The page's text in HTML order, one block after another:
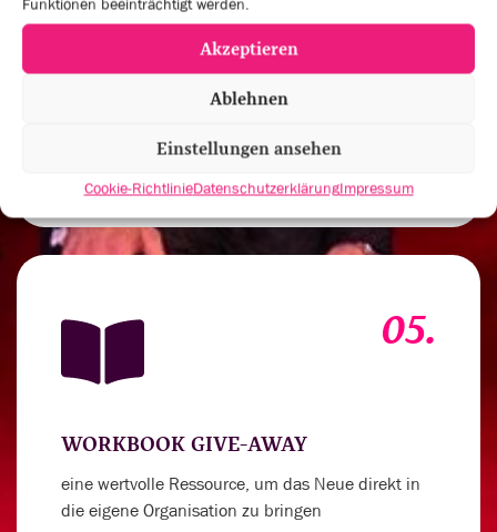
Akzeptieren
Ablehnen
Einstellungen ansehen
Cookie-RichtlinieDatenschutzerklärungImpressum
VERNETZUNGSRUNDEN UND
PRAXISAUSTAUSCH
um deinen Spirit für außergewöhnliche
Leistungen anzukurbeln
05.
WORKBOOK GIVE-AWAY
eine wertvolle Ressource, um das Neue direkt in
die eigene Organisation zu bringen